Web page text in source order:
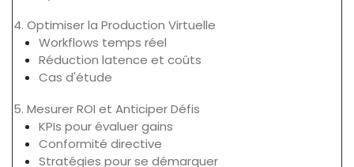
4. Optimiser la Production Virtuelle
Workflows temps réel
Réduction latence et coûts
Cas d'étude
5. Mesurer ROI et Anticiper Défis
KPIs pour évaluer gains
Conformité directive
Stratégies pour se démarquer